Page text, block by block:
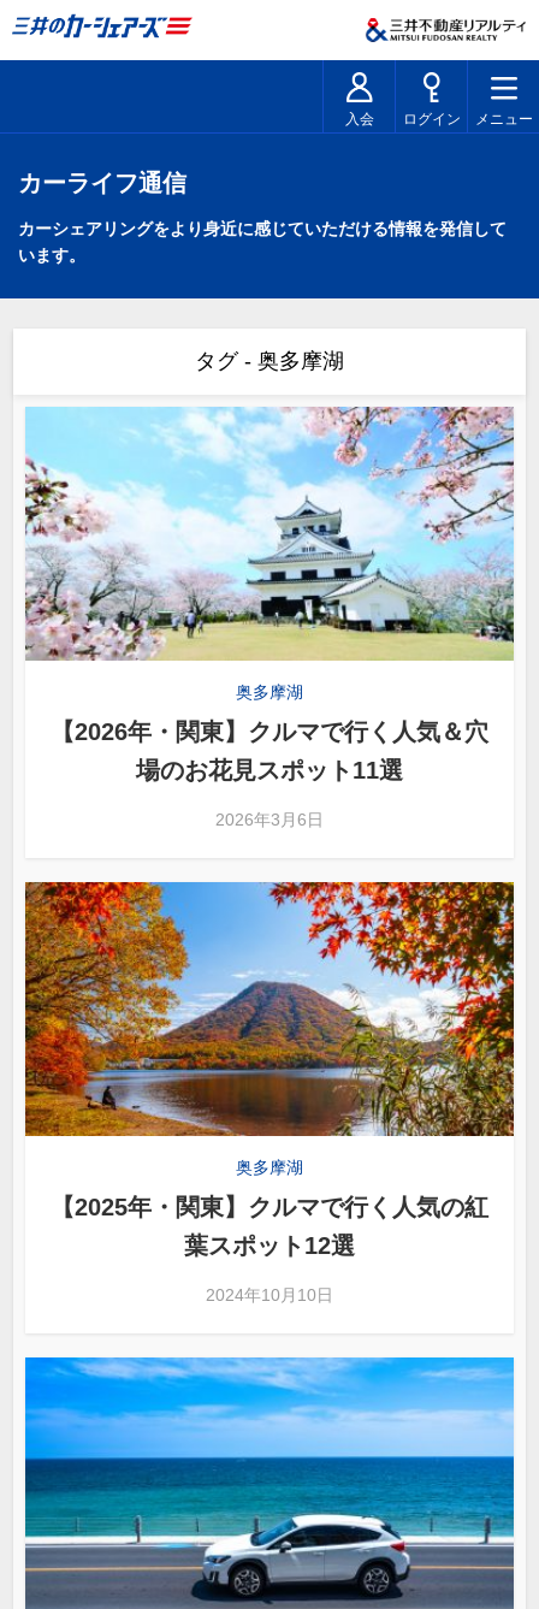
入会 ログイン メニュー
カーライフ通信
カーシェアリングをより身近に感じていただける情報を発信して
います。
タグ - 奥多摩湖
奥多摩湖
【2026年・関東】クルマで行く人気＆穴
場のお花見スポット11選
2026年3月6日
奥多摩湖
【2025年・関東】クルマで行く人気の紅
葉スポット12選
2024年10月10日